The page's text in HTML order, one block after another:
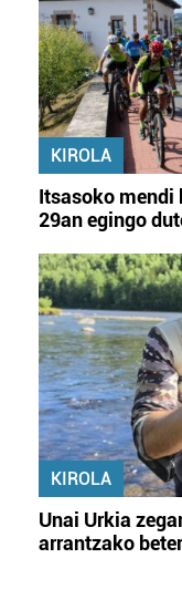
KIROLA
Itsasoko
29an egingo
KIROLA
Unai Urkia
arrantzako